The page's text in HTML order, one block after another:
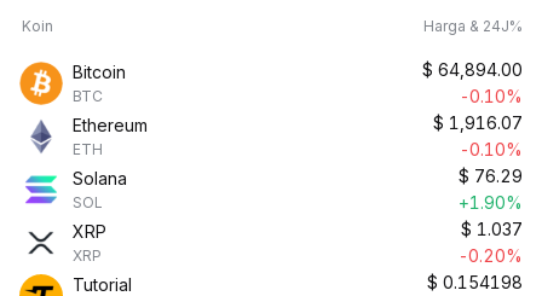
Koin Harga & 24J%
Bitcoin
BTC
$ 64,894.00
-0.10%
Ethereum
ETH
$ 1,916.07
-0.10%
Solana
SOL
$ 76.29
+1.90%
XRP
XRP
$ 1.037
-0.20%
Tutorial
$ 0.154198